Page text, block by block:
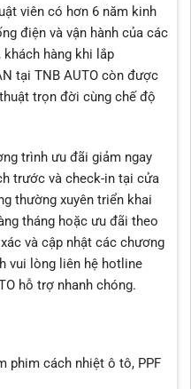
viên có hơn 6 năm kinh
điện và vận hành của các
hàng khi lắp
tại TNB AUTO còn được
trọn đời cùng chế độ
trình ưu đãi giảm ngay
trước và check-in tại cửa
thường xuyên triển khai
tháng hoặc ưu đãi theo
và cập nhật các chương
vui lòng liên hệ hotline
hỗ trợ nhanh chóng.
phim cách nhiệt ô tô, PPF